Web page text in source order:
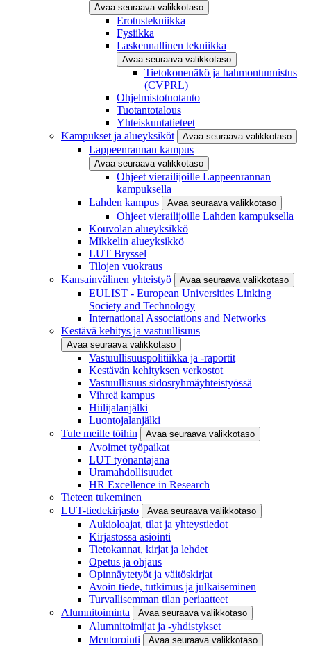
Avaa seuraava valikkotaso
Erotustekniikka
Fysiikka
Laskennallinen tekniikka
Avaa seuraava valikkotaso
Tietokonenäkö ja hahmontunnistus
(CVPRL)
Ohjelmistotuotanto
Tuotantotalous
Yhteiskuntatieteet
Kampukset ja alueyksiköt
Avaa seuraava valikkotaso
Lappeenrannan kampus
Avaa seuraava valikkotaso
Ohjeet vierailijoille Lappeenrannan
kampuksella
Lahden kampus
Avaa seuraava valikkotaso
Ohjeet vierailijoille Lahden kampuksella
Kouvolan alueyksikkö
Mikkelin alueyksikkö
LUT Bryssel
Tilojen vuokraus
Kansainvälinen yhteistyö
Avaa seuraava valikkotaso
EULIST - European Universities Linking
Society and Technology
International Associations and Networks
Kestävä kehitys ja vastuullisuus
Avaa seuraava valikkotaso
Vastuullisuuspolitiikka ja -raportit
Kestävän kehityksen verkostot
Vastuullisuus sidosryhmäyhteistyössä
Vihreä kampus
Hiilijalanjälki
Luontojalanjälki
Tule meille töihin
Avaa seuraava valikkotaso
Avoimet työpaikat
LUT työnantajana
Uramahdollisuudet
HR Excellence in Research
Tieteen tukeminen
LUT-tiedekirjasto
Avaa seuraava valikkotaso
Aukioloajat, tilat ja yhteystiedot
Kirjastossa asiointi
Tietokannat, kirjat ja lehdet
Opetus ja ohjaus
Opinnäytetyöt ja väitöskirjat
Avoin tiede, tutkimus ja julkaiseminen
Turvallisemman tilan periaatteet
Alumnitoiminta
Avaa seuraava valikkotaso
Alumnitoimijat ja -yhdistykset
Mentorointi
Avaa seuraava valikkotaso